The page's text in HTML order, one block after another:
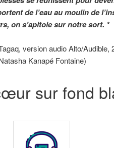
de l’eau au moulin de
on s’apitoie sur notre sort. *
version audio Alto/Audible,
Kanapé Fontaine)
sur fond